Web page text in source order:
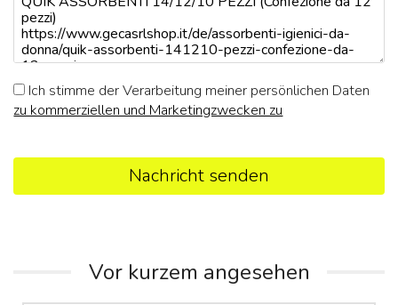
Ich stimme der Verarbeitung meiner persönlichen Daten
zu kommerziellen und Marketingzwecken zu
Nachricht senden
Vor kurzem angesehen